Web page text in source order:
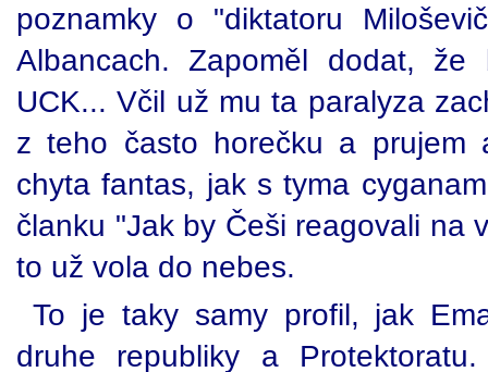
poznamky o "diktatoru
Albancach. Zapoměl dodat,
UCK... Včil už mu ta paralyza
z teho často horečku a
chyta fantas, jak s tyma
članku "Jak by Češi reagovali na
to už vola do nebes.
To je taky samy profil, jak
druhe republiky a